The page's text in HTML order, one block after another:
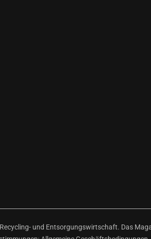
und Entsorgungswirtschaft. Das